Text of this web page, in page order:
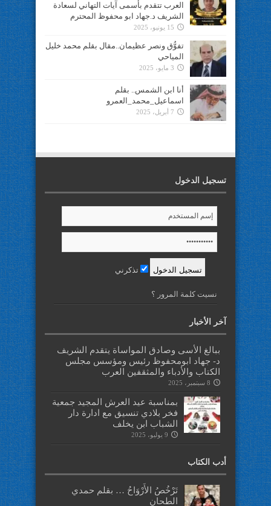
العرب تتقدم بأسمى آيات التهاني لسعادة
الشريف د.جهاد ابو محفوظ المحترم
15 يونيو، 2025
تفوُّق ونصر عظيمان..مقال بقلم محمد خليل
المياحي
3 مايو، 2025
أنا ابن الشمس.. بقلم
اسماعيل_محمد_العمرو
7 أبريل، 2025
تسجيل الدخول
تذكرني
نسيت كلمة المرور ؟
آخر الأخبار
ببالغ الأسى وصادق المواساة يتقدم الشريف
د- جهاد ابومحفوظ رئيس ومؤسس مجلس
الكتاب والأدباء والمثقفين العرب
8 سبتمبر، 2025
بمناسبة عيد العرش المجيد جمعية
فخر بلادي تنسيق مع ادارة دار
الشباب ابن يخلف
9 يوليو، 2025
أدب الكتاب
تَرْخُصُ الأَرْوَاحُ … بقلم حمدي
الطحان